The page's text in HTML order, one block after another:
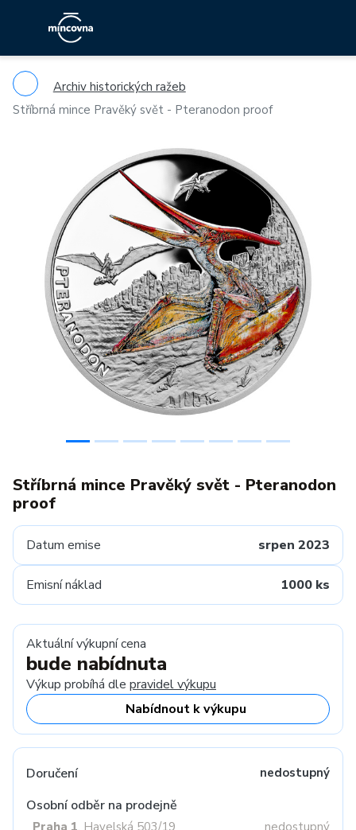
Archiv historických ražeb
Stříbrná mince Pravěký svět - Pteranodon proof
Previous
Stříbrná mince Pravěký svět - Pteranodon
proof
Datum emise srpen 2023
Emisní náklad 1000 ks
Aktuální výkupní cena
bude nabídnuta
Výkup probíhá dle pravidel výkupu
Nabídnout k výkupu
Doručení nedostupný
Osobní odběr na prodejně
Praha 1, Havelská 503/19
nedostupný